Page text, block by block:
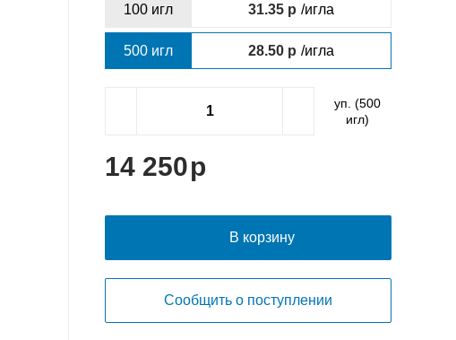
100 игл 31.35 /игла
500 игл 28.50 /игла
уп. (500
игл)
14 250
В корзину
Сообщить о поступлении